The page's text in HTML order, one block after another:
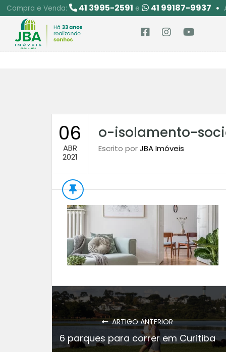
Compra e Venda: 41 3995-2591 e 41 99187-9937
06
ABR
2021
o-isolamento-
Escrito porJBA Imóveis
ARTIGO ANTERIOR
6 parques para correr em Curitiba